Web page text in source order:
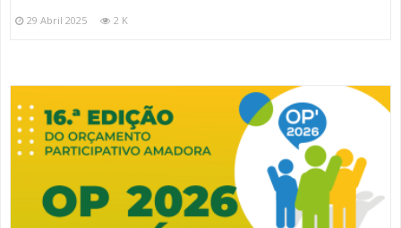
29 Abril 2025 2 K